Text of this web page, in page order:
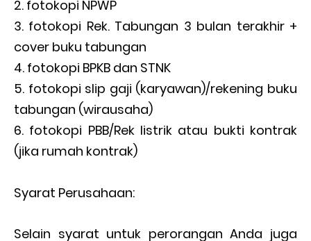
fotokopi NPWP
fotokopi Rek. Tabungan 3 bulan terakhir +
cover buku tabungan
fotokopi BPKB dan STNK
fotokopi slip gaji (karyawan)/rekening buku
tabungan (wirausaha)
fotokopi PBB/Rek listrik atau bukti kontrak
(jika rumah kontrak)
Syarat Perusahaan:
Selain syarat untuk perorangan Anda juga